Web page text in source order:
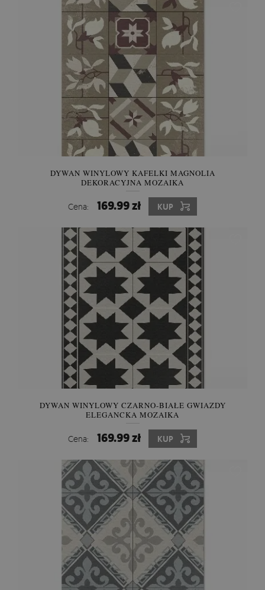
DYWAN WINYLOWY KAFELKI MAGNOLIA
DEKORACYJNA MOZAIKA
Cena: 169.99 zł KUP
DYWAN WINYLOWY CZARNO-BIAŁE GWIAZDY
ELEGANCKA MOZAIKA
Cena: 169.99 zł KUP